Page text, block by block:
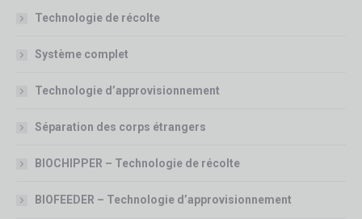
Technologie de récolte
Système complet
Technologie d’approvisionnement
Séparation des corps étrangers
BIOCHIPPER – Technologie de récolte
BIOFEEDER – Technologie d’approvisionnement